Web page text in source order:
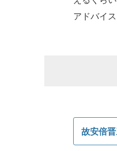
アドバイス
故安倍